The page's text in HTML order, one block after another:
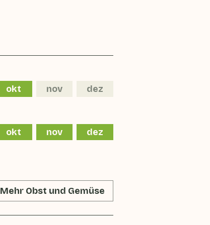
okt nov dez
okt nov dez
Mehr Obst und Gemüse